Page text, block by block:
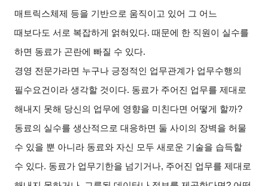
매트릭스체제 등을 기반으로 움직이고 있어 그 어느
때보다도 서로 복잡하게 얽혀있다. 때문에 한 직원이 실수를
하면 동료가 곤란에 빠질 수 있다.
경영 전문가라면 누구나 긍정적인 업무관계가 업무수행의
필수요건이라 생각할 것이다. 동료가 주어진 업무를 제대로
해내지 못해 당신의 업무에 영향을 미친다면 어떻게 할까?
동료의 실수를 생산적으로 대응하면 둘 사이의 장벽을 허물
수 있을 뿐 아니라 동료와 자신 모두 새로운 기술을 습득할
수 있다. 동료가 업무기한을 넘기거나, 주어진 업무를 제대로